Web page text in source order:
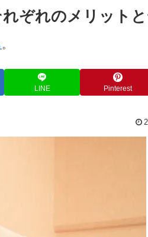
ぞれのメリット
。
LINE Pinterest